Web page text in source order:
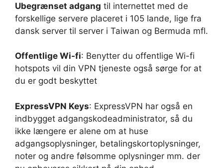
Ubegrænset adgang til internettet med de
forskellige servere placeret i 105 lande, lige fra
dansk server til server i Taiwan og Bermuda mfl.
Offentlige Wi-fi: Benytter du offentlige Wi-fi
hotspots vil din VPN tjeneste også sørge for at
du er godt beskyttet
ExpressVPN Keys: ExpressVPN har også en
indbygget adgangskodeadministrator, så du
ikke længere er alene om at huse
adgangsoplysninger, betalingskortoplysninger,
noter og andre følsomme oplysninger mm. der